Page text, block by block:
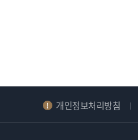
개인정보처리방침